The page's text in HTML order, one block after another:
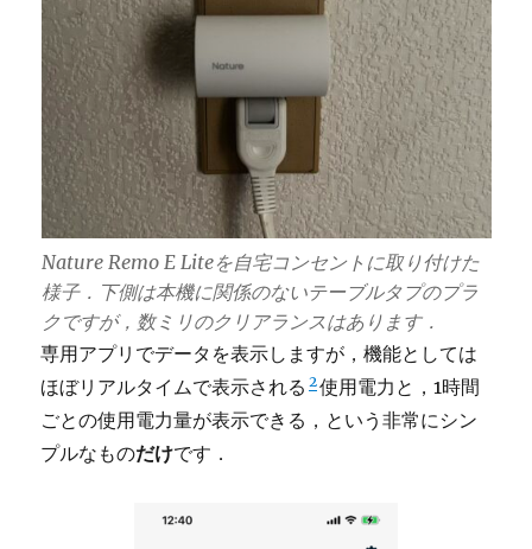
Nature Remo E Liteを自宅コンセントに取り付けた
様子．下側は本機に関係のないテーブルタプのプラ
クですが，数ミリのクリアランスはあります．
専用アプリでデータを表示しますが，機能としては
ほぼリアルタイムで表示される 2使用電力と，1時間
ごとの使用電力量が表示できる，という非常にシン
プルなものだけです．